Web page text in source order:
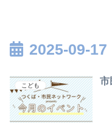
2025-09-17
こども 市